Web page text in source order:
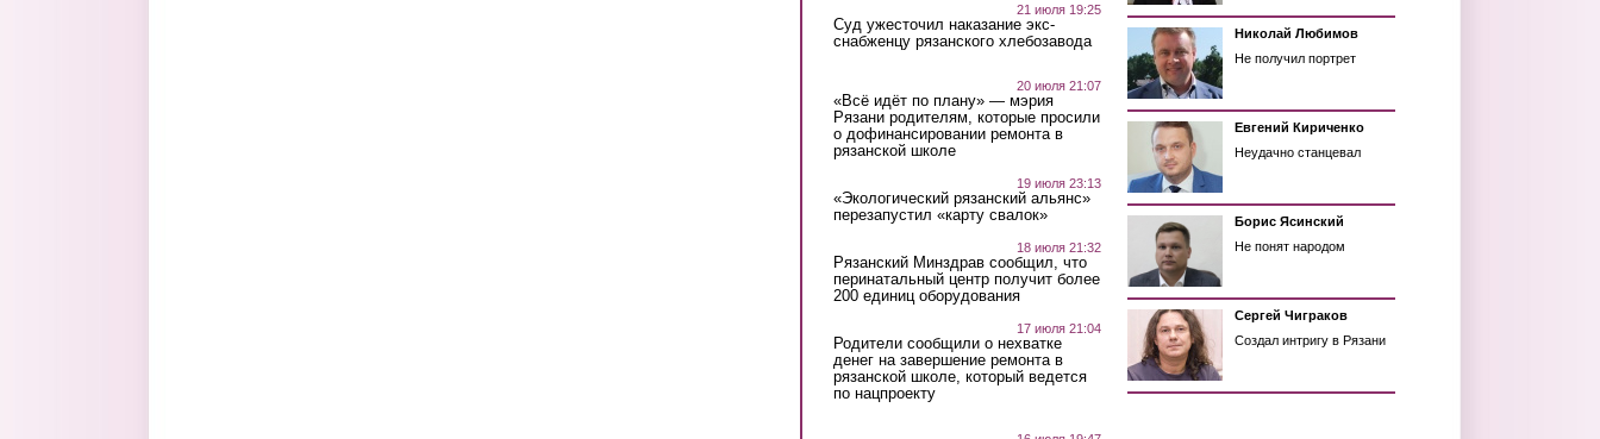
21 июля 19:25
Суд ужесточил наказание экс-
снабженцу рязанского хлебозавода
20 июля 21:07
«Всё идёт по плану» — мэрия
Рязани родителям, которые просили
о дофинансировании ремонта в
рязанской школе
19 июля 23:13
«Экологический рязанский альянс»
перезапустил «карту свалок»
18 июля 21:32
Рязанский Минздрав сообщил, что
перинатальный центр получит более
200 единиц оборудования
17 июля 21:04
Родители сообщили о нехватке
денег на завершение ремонта в
рязанской школе, который ведется
по нацпроекту
Николай Любимов
Не получил портрет
Евгений Кириченко
Неудачно станцевал
Борис Ясинский
Не понят народом
Сергей Чиграков
Создал интригу в Рязани